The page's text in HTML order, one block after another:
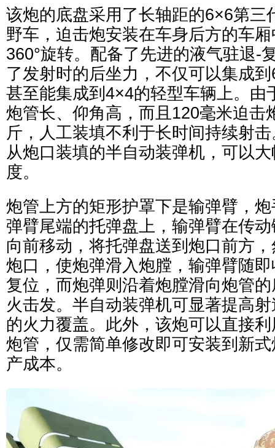
该炮的底盘采用了长轴距的6×6第三
野车，迫击炮安装在车身后方的车
360°旋转。配备了先进的液气驻退-
了发射时的后坐力，不仅可以集成
甚至能集成到4×4的轻型车辆上。由
炮管长、仰角高，而且120毫米迫击
斤，人工装填不利于长时间持续射
从炮口装填的半自动装弹机，可以
度。
炮管上方的矩形护罩下是输弹臂，
弹臂尾端的托弹盘上，输弹臂在传
向前移动，将托弹盘送到炮口前方
炮口，使炮弹滑入炮膛，输弹臂随
复位，而炮弹则沿着炮膛滑向炮管
火击发。半自动装弹机可显著提高
的火力覆盖。此外，该炮可以直接
炮管，仅需简单修改即可安装到新
产成本。